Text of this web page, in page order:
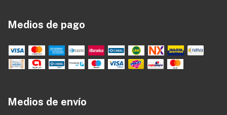
Medios de pago
Medios de envío